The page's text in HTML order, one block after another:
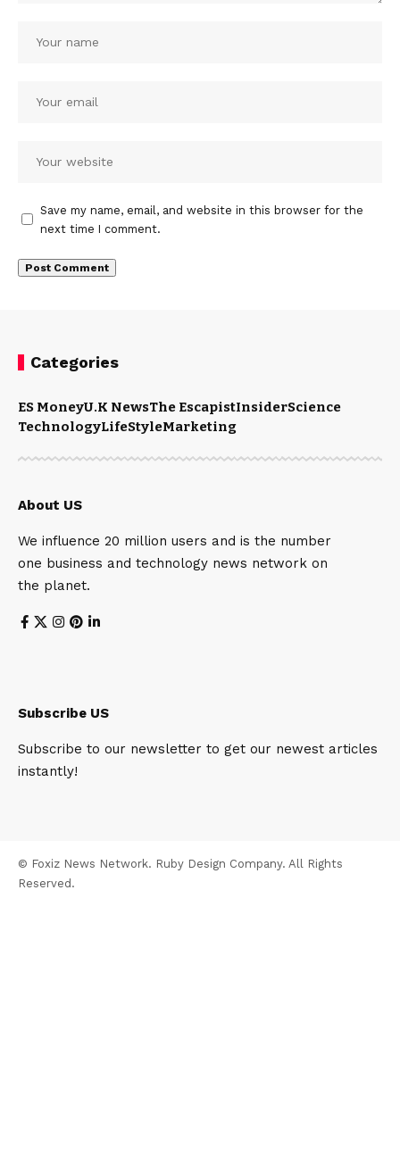
Save my name, email, and website in this browser for the
next time I comment.
Categories
ES MoneyU.K NewsThe EscapistInsiderScience
TechnologyLifeStyleMarketing
About US
We influence 20 million users and is the number
one business and technology news network on
the planet.
Subscribe US
Subscribe to our newsletter to get our newest articles
instantly!
© Foxiz News Network. Ruby Design Company. All Rights
Reserved.